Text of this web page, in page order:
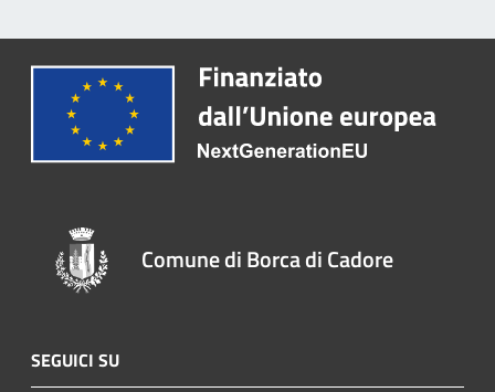
Comune di Borca di Cadore
SEGUICI SU